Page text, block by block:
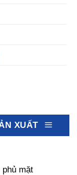
XUẤT
phủ mặt